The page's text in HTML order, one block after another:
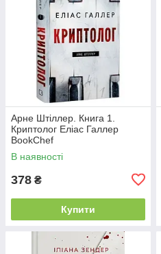
Арне Штіллер. Книга 1.
Криптолог Еліас Галлер
BookChef
В наявності
378 ₴
Купити